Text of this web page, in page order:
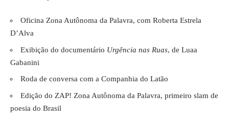
Oficina Zona Autônoma da Palavra, com Roberta Estrela
D’Alva
Exibição do documentário Urgência nas Ruas, de Luaa
Gabanini
Roda de conversa com a Companhia do Latão
Edição do ZAP! Zona Autônoma da Palavra, primeiro slam de
poesia do Brasil